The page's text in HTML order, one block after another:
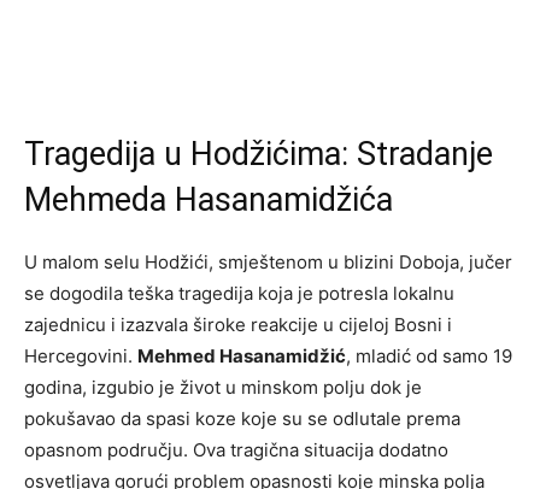
Tragedija u Hodžićima: Stradanje
Mehmeda Hasanamidžića
U malom selu Hodžići, smještenom u blizini Doboja, jučer
se dogodila teška tragedija koja je potresla lokalnu
zajednicu i izazvala široke reakcije u cijeloj Bosni i
Hercegovini. Mehmed Hasanamidžić, mladić od samo 19
godina, izgubio je život u minskom polju dok je
pokušavao da spasi koze koje su se odlutale prema
opasnom području. Ova tragična situacija dodatno
osvetljava gorući problem opasnosti koje minska polja